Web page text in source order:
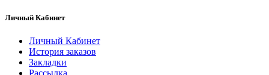
Личный Кабинет
Личный Кабинет
История заказов
Закладки
Рассылка